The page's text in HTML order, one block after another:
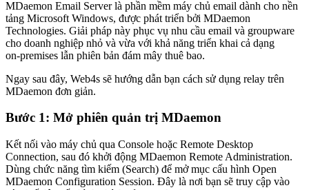
MDaemon Email Server là phần mềm máy chủ email dành cho nền
tảng Microsoft Windows, được phát triển bởi MDaemon
Technologies. Giải pháp này phục vụ nhu cầu email và groupware
cho doanh nghiệp nhỏ và vừa với khả năng triển khai cả dạng
on‑premises lẫn phiên bản đám mây thuê bao.
Ngay sau đây, Web4s sẽ hướng dẫn bạn cách sử dụng relay trên
MDaemon đơn giản.
Bước 1: Mở phiên quản trị MDaemon
Kết nối vào máy chủ qua Console hoặc Remote Desktop
Connection, sau đó khởi động MDaemon Remote Administration.
Dùng chức năng tìm kiếm (Search) để mở mục cấu hình Open
MDaemon Configuration Session. Đây là nơi bạn sẽ truy cập vào